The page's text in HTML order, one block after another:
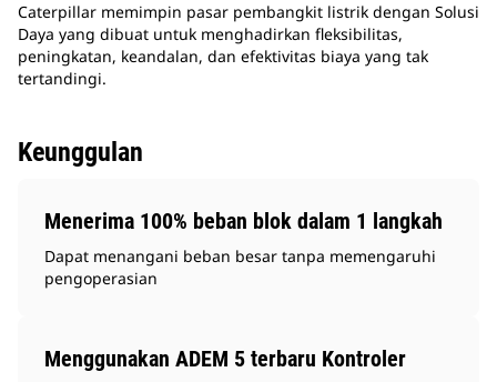
Caterpillar memimpin pasar pembangkit listrik dengan Solusi
Daya yang dibuat untuk menghadirkan fleksibilitas,
peningkatan, keandalan, dan efektivitas biaya yang tak
tertandingi.
Keunggulan
Menerima 100% beban blok dalam 1 langkah
Dapat menangani beban besar tanpa memengaruhi
pengoperasian
Menggunakan ADEM 5 terbaru Kontroler